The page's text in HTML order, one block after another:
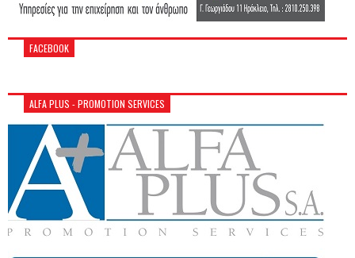
FACEBOOK
ALFA PLUS - PROMOTION SERVICES